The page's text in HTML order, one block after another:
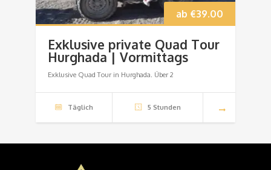
ab €39.00
Exklusive private Quad Tour
Hurghada | Vormittags
Exklusive Quad Tour in Hurghada. Über 2
Täglich 5 Stunden